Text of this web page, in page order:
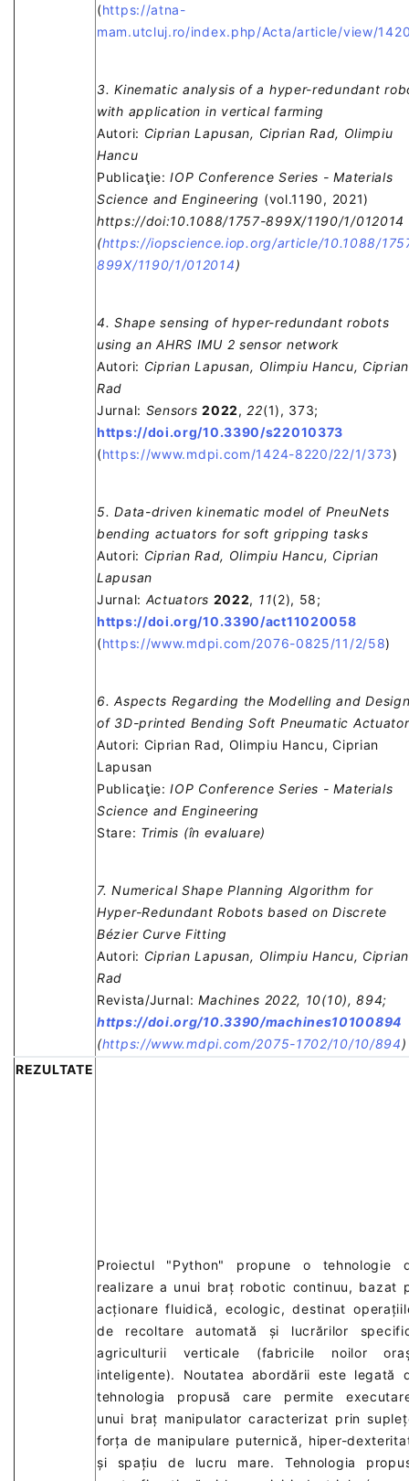
(https://atna-
mam.utcluj.ro/index.php/Acta/article/view/
3. Kinematic analysis of a hyper-redundant
with application in vertical farming
Autori: Ciprian Lapusan, Ciprian Rad, Olimpiu
Hancu
Publicaţie:IOP Conference Series - Materials
Science and Engineering (vol.1190, 2021)
https://doi:10.1088/1757-899X/1190/1/012014
(https://iopscience.iop.org/article/10.1088/
899X/1190/1/012014)
4. Shape sensing of hyper-redundant robots
using an AHRS IMU 2 sensor network
Autori: Ciprian Lapusan, Olimpiu Hancu, Ciprian
Rad
Jurnal: Sensors 2022, 22(1), 373;
https://doi.org/10.3390/s22010373
(https://www.mdpi.com/1424-8220/22/1/373)
5. Data-driven kinematic model of PneuNets
bending actuators for soft gripping tasks
Autori: Ciprian Rad, Olimpiu Hancu, Ciprian
Lapusan
Jurnal: Actuators 2022, 11(2), 58;
https://doi.org/10.3390/act11020058
(https://www.mdpi.com/2076-0825/11/2/58)
6. Aspects Regarding the Modelling and
of 3D-printed Bending Soft Pneumatic
Autori: Ciprian Rad, Olimpiu Hancu, Ciprian
Lapusan
Publicaţie:IOP Conference Series - Materials
Science and Engineering
Stare: Trimis (în evaluare)
7. Numerical Shape Planning Algorithm for
Hyper-Redundant Robots based on Discrete
Bézier Curve Fitting
Autori: Ciprian Lapusan, Olimpiu Hancu, Ciprian
Rad
Revista/Jurnal:Machines 2022, 10(10), 894;
https://doi.org/10.3390/machines10100894
(https://www.mdpi.com/2075-1702/10/10/894)
REZULTATE
Proiectul "Python" propune o tehnologie
realizare a unui braț robotic continuu, bazat
acționare fluidică, ecologic, destinat
de recoltare automată și lucrărilor
agriculturii verticale (fabricile noilor
inteligente). Noutatea abordării este legată
tehnologia propusă care permite
unui braț manipulator caracterizat prin
forța de manipulare puternică, hiper-
și spațiu de lucru mare. Tehnologia